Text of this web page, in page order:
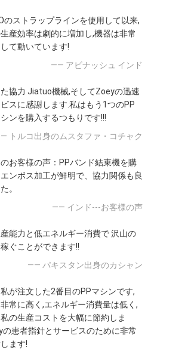
のストラップラインを使用して以来,
産効率は劇的に増加し,機器は非常
て動いています!
—— アビナッシュ インド
協力 Jiatuo機械,そしてZoeyの迅速
スに感謝します.私はもう1つのPP
ンを購入するつもりです!!!
トルコ出身のムスタファ・コチャク
お客様の声：PPバンド結束機を購
ンボス加工が鮮明で、協力関係も良
。
—— インド---お客様の声
能力と低エネルギー消費で 沢山の
ぐことができます!!
—— パキスタン出身のカシャン
が注文した2番目のPPマシンです,
常に高く,エネルギー消費量は低く,
の生産コストを大幅に節約しま
の患者指針とサービスのために非常
ます!